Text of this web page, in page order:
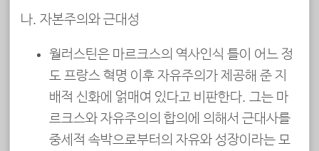
나. 자본주의와 근대성
월러스틴은 마르크스의 역사인식 틀이 어느 정
도 프랑스 혁명 이후 자유주의가 제공해 준 지
배적 신화에 얽매여 있다고 비판한다. 그는 마
르크스와 자유주의의 합의에 의해서 근대사를
중세적 속박으로부터의 자유와 성장이라는 모